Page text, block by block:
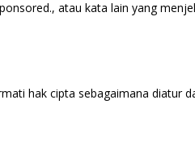
atau kata lain yang
hak cipta sebagaimana diatur